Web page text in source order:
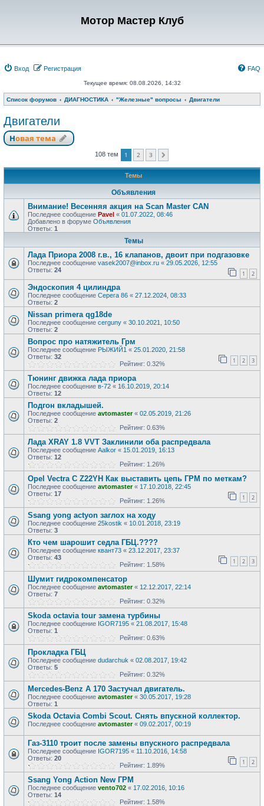
Мотор Мастер Клуб
Вход Регистрация FAQ
Текущее время: 08.08.2026, 14:32
Список форумов ДИАГНОСТИКА "Железные" вопросы Двигатели
Двигатели
Новая тема
108 тем 1 2 3
Темы
Объявления
Внимание! Весенняя акция на Scan Master CAN
Последнее сообщение Pavel « 01.07.2022, 08:46
Добавлено в форуме Объявления
Ответы: 1
Темы
Лада Приора 2008 г.в., 16 клапанов, двоит при подгазовке
Последнее сообщение vasek2007@inbox.ru « 29.05.2026, 12:55
Ответы: 24 1 2
Эндоскопия 4 цилиндра
Последнее сообщение Серега 86 « 27.12.2024, 08:33
Ответы: 2
Nissan primera qg18de
Последнее сообщение cerguny « 30.10.2021, 10:50
Ответы: 2
Вопрос про натяжитель Грм
Последнее сообщение РЫЖИЙ1 « 25.01.2020, 21:58
Ответы: 32 1 2 3
Рейтинг: 0.32%
Тюнинг движка лада приора
Последнее сообщение в-72 « 16.10.2019, 20:14
Ответы: 12
Подгон вкладышей.
Последнее сообщение avtomaster« 02.05.2019, 21:26
Ответы: 2
Рейтинг: 0.63%
Лада XRAY 1.8 VVT Заклинили оба распредвала
Последнее сообщение Aalkor « 15.01.2019, 16:13
Ответы: 12
Рейтинг: 1.26%
Opel Vectra C Z22YH Как выставить цепь ГРМ по меткам?
Последнее сообщение avtomaster« 17.10.2018, 22:45
Ответы: 17 1 2
Рейтинг: 1.26%
Ssang yong actyon заглох на ходу
Последнее сообщение 25kostik « 10.01.2018, 23:19
Ответы: 3
Кто чем шарошит седла ГБЦ.????
Последнее сообщение квант73 « 23.12.2017, 23:37
Ответы: 43 1 2 3
Рейтинг: 1.58%
Шумит гидрокомпенсатор
Последнее сообщение avtomaster« 12.12.2017, 22:14
Ответы: 7
Рейтинг: 0.32%
Skoda octavia tour замена турбины
Последнее сообщение IGOR7195 « 21.08.2017, 15:48
Ответы: 1
Рейтинг: 0.63%
Прокладка ГБЦ
Последнее сообщение dudarchuk « 02.08.2017, 19:42
Ответы: 5
Рейтинг: 0.32%
Mercedes-Benz A 170 Застучал двигатель.
Последнее сообщение avtomaster« 30.05.2017, 19:28
Ответы: 1
Skoda Octavia Combi Scout. Снять впускной коллектор.
Последнее сообщение avtomaster« 09.02.2017, 00:19
Газ-3110 троит после замены впускного распредвала
Последнее сообщение IGOR7195 « 11.10.2016, 14:58
Ответы: 20 1 2
Рейтинг: 1.89%
Ssang Yong Action New ГРМ
Последнее сообщение vento702 « 17.02.2016, 10:16
Ответы: 14
Рейтинг: 1.58%